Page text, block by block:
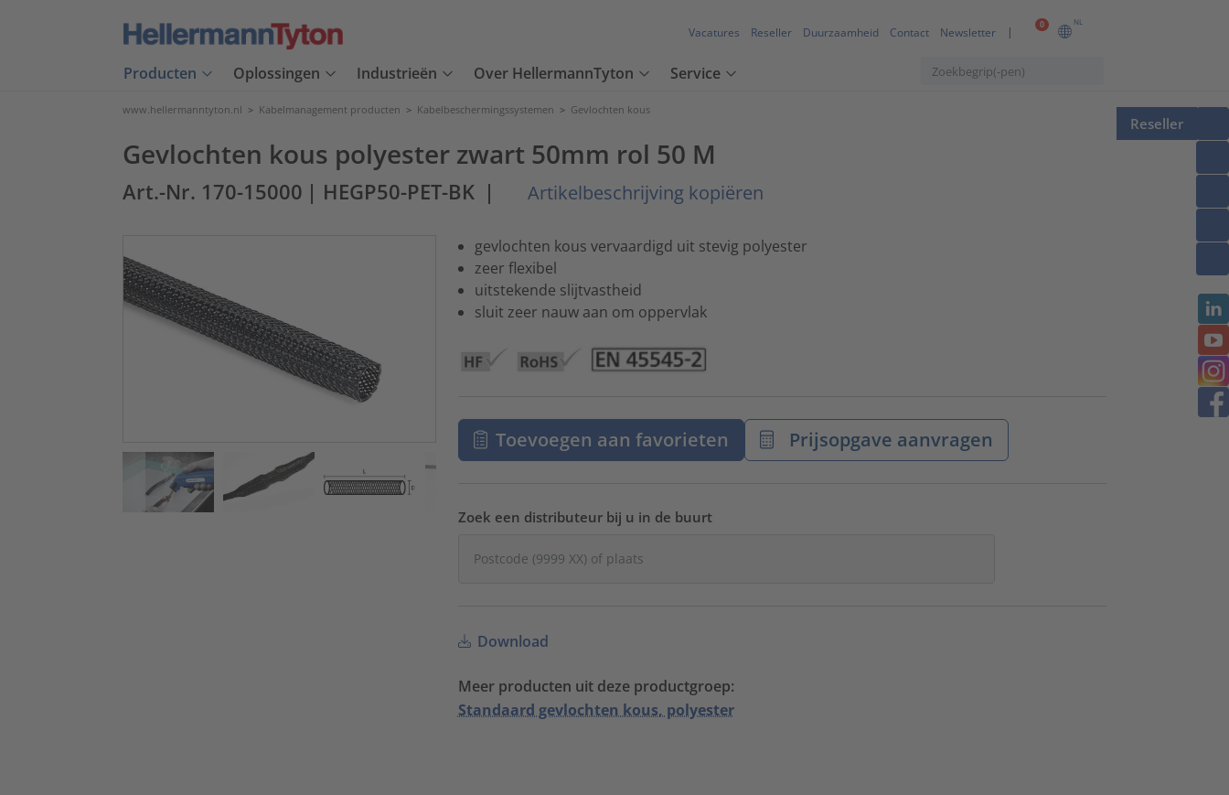
0 NL
Vacatures Reseller Duurzaamheid Contact Newsletter
Producten Oplossingen Industrieën Over HellermannTyton Service
Reseller
www.hellermanntyton.nl > Kabelmanagement producten > Kabelbeschermingssystemen > Gevlochten kous
Gevlochten kous polyester zwart 50mm rol 50 M
Art.-Nr. 170-15000 | HEGP50-PET-BK | Artikelbeschrijving kopiëren
gevlochten kous vervaardigd uit stevig polyester
zeer flexibel
uitstekende slijtvastheid
sluit zeer nauw aan om oppervlak
Toevoegen aan favorieten Prijsopgave aanvragen
Zoek een distributeur bij u in de buurt
Download
Meer producten uit deze productgroep:
Standaard gevlochten kous, polyester